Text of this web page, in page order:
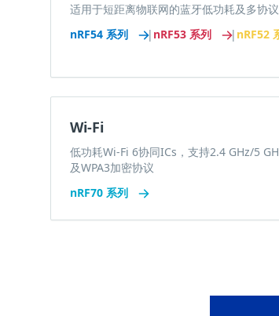
适用于短距离物联网的蓝牙低功耗及多协
nRF54 系列
| nRF53 系列 | nRF52
Wi-Fi
低功耗Wi-Fi 6协同ICs，支持2.4 GHz/5
及WPA3加密协议
nRF70 系列